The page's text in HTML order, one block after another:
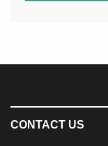
CONTACT US